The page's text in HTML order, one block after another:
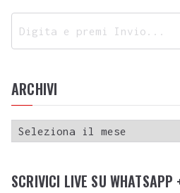
ARCHIVI
SCRIVICI LIVE SU